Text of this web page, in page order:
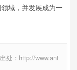
域，并发展成为一
处：http://www.ant